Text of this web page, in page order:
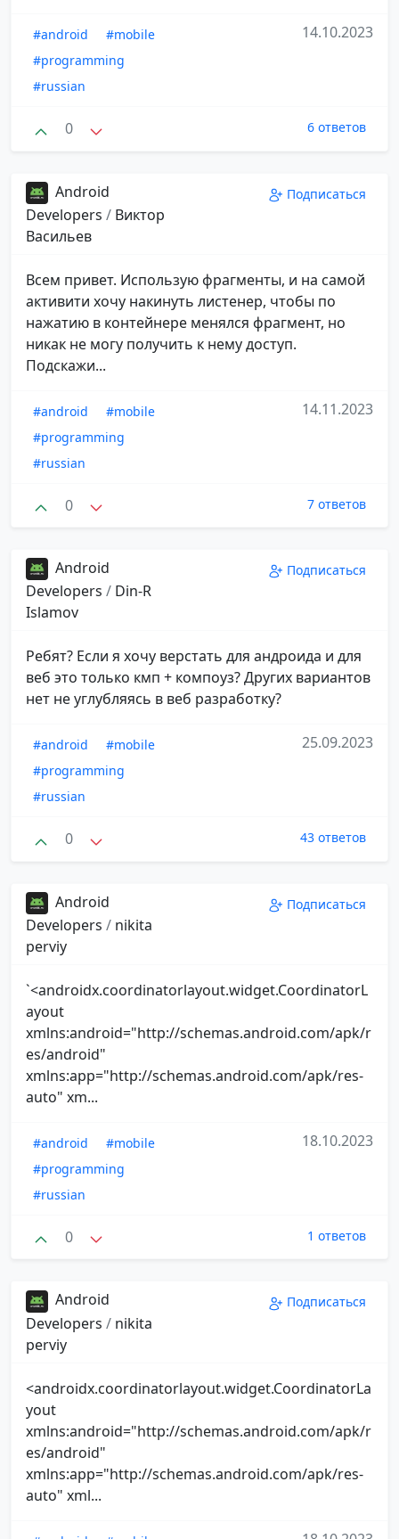
#android
#mobile
#programming
#russian
14.10.2023
0 6 ответов
Android
Developers / Виктор
Васильев
Подписаться
Всем привет. Использую фрагменты, и на самой
активити хочу накинуть листенер, чтобы по
нажатию в контейнере менялся фрагмент, но
никак не могу получить к нему доступ.
Подскажи...
#android
#mobile
#programming
#russian
14.11.2023
0 7 ответов
Android
Developers / Din-R
Islamov
Подписаться
Ребят? Если я хочу верстать для андроида и для
веб это только кмп + компоуз? Других вариантов
нет не углубляясь в веб разработку?
#android
#mobile
#programming
#russian
25.09.2023
0 43 ответов
Android
Developers / nikita
perviy
Подписаться
`<androidx.coordinatorlayout.widget.CoordinatorL
ayout
xmlns:android="http://schemas.android.com/apk/r
es/android"
xmlns:app="http://schemas.android.com/apk/res-
auto" xm...
#android
#mobile
#programming
#russian
18.10.2023
0 1 ответов
Android
Developers / nikita
perviy
Подписаться
<androidx.coordinatorlayout.widget.CoordinatorLa
yout
xmlns:android="http://schemas.android.com/apk/r
es/android"
xmlns:app="http://schemas.android.com/apk/res-
auto" xml...